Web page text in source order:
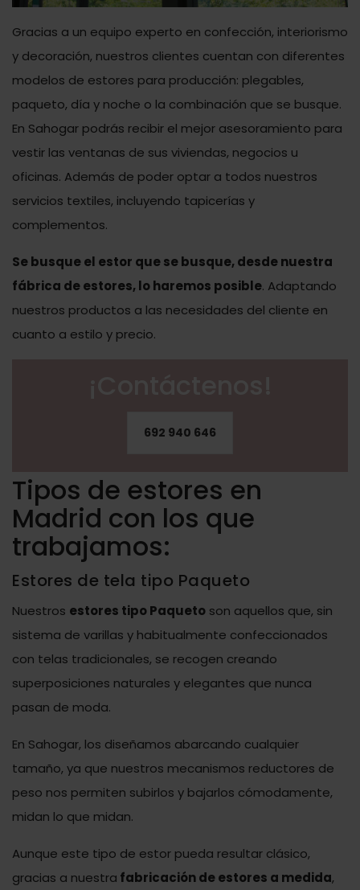
Gracias a un equipo experto en confección, interiorismo
y decoración, nuestros clientes cuentan con diferentes
modelos de estores para producción: plegables,
paqueto, día y noche o la combinación que se busque.
En Sahogar podrás recibir el mejor asesoramiento para
vestir las ventanas de sus viviendas, negocios u
oficinas. Además de poder optar a todos nuestros
servicios textiles, incluyendo tapicerías y
complementos.
Se busque el estor que se busque, desde nuestra
fábrica de estores, lo haremos posible. Adaptando
nuestros productos a las necesidades del cliente en
cuanto a estilo y precio.
692 940 646
Tipos de estores en
Madrid con los que
trabajamos:
Estores de tela tipo Paqueto
Nuestros estores tipo Paqueto son aquellos que, sin
sistema de varillas y habitualmente confeccionados
con telas tradicionales, se recogen creando
superposiciones naturales y elegantes que nunca
pasan de moda.
En Sahogar, los diseñamos abarcando cualquier
tamaño, ya que nuestros mecanismos reductores de
peso nos permiten subirlos y bajarlos cómodamente,
midan lo que midan.
Aunque este tipo de estor pueda resultar clásico,
gracias a nuestra fabricación de estores a medida,